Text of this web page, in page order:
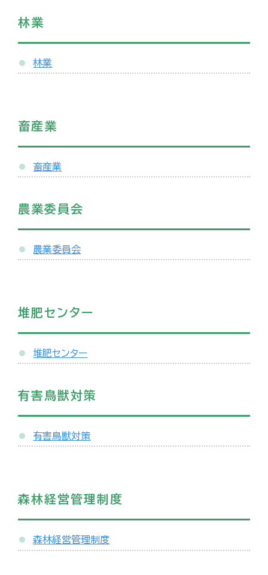
林業
林業
畜産業
畜産業
農業委員会
農業委員会
堆肥センター
堆肥センター
有害鳥獣対策
有害鳥獣対策
森林経営管理制度
森林経営管理制度